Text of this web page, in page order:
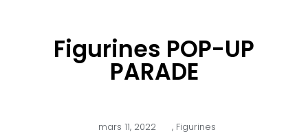
Figurines POP-UP
PARADE
mars 11, 2022 , Figurines